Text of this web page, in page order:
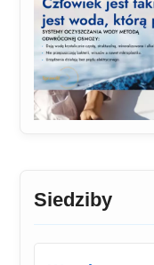
Siedziby